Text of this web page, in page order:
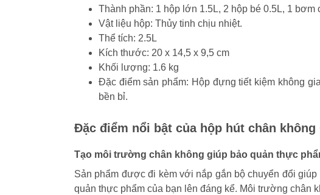
Thành phần: 1 hộp lớn 1.5L, 2 hộp bé 0.5L, 1
Vật liệu hộp: Thủy tinh chịu nhiệt.
Thể tích: 2.5L
Kích thước: 20 x 14,5 x 9,5 cm
Khối lượng: 1.6 kg
Đặc điểm sản phẩm: Hộp đựng tiết kiệm không
bền bỉ.
Đặc điểm nổi bật của hộp hút chân không
Tạo môi trường chân không giúp bảo quản thực
Sản phẩm được đi kèm với nắp gắn bộ chuyển đổi
quản thực phẩm của bạn lên đáng kể. Môi trường chân